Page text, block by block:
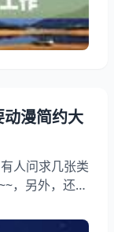
，事业有更好
加努力工作之
漫简约大
人问求几张类
，另外，还有
这是怎么回
配上背景，下